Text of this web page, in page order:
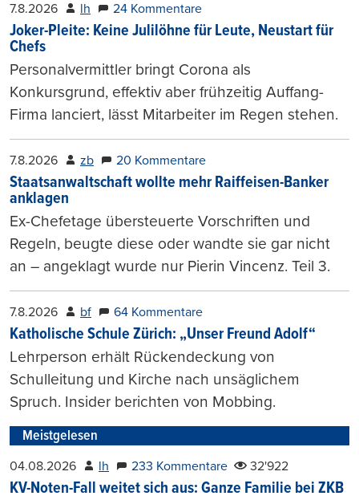
7.8.2026 lh 24 Kommentare
Joker-Pleite: Keine Julilöhne für Leute, Neustart für
Chefs
Personalvermittler bringt Corona als
Konkursgrund, effektiv aber frühzeitig Auffang-
Firma lanciert, lässt Mitarbeiter im Regen stehen.
7.8.2026 zb 20 Kommentare
Staatsanwaltschaft wollte mehr Raiffeisen-Banker
anklagen
Ex-Chefetage übersteuerte Vorschriften und
Regeln, beugte diese oder wandte sie gar nicht
an – angeklagt wurde nur Pierin Vincenz. Teil 3.
7.8.2026 bf 64 Kommentare
Katholische Schule Zürich: „Unser Freund Adolf“
Lehrperson erhält Rückendeckung von
Schulleitung und Kirche nach unsäglichem
Spruch. Insider berichten von Mobbing.
Meistgelesen
04.08.2026 lh 233 Kommentare 32'922
KV-Noten-Fall weitet sich aus: Ganze Familie bei ZKB